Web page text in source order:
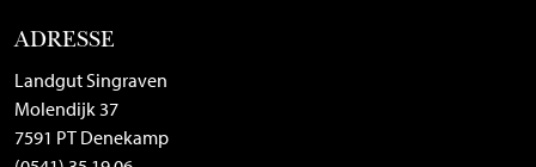
ADRESSE
Landgut Singraven
Molendijk 37
7591 PT Denekamp